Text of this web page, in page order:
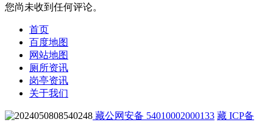
您尚未收到任何评论。
首页
百度地图
网站地图
厕所资讯
岗亭资讯
关于我们
藏公网安备 54010002000133 藏 ICP备